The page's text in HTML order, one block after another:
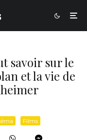
savoir sur le
et la vie de
Films